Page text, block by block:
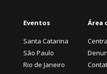
Eventos
Santa Catarina
São Paulo
Rio de Janeiro
Área